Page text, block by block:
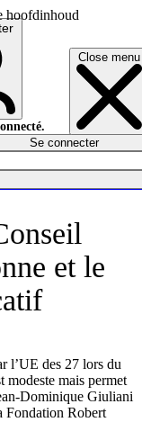
hoofdinhoud
Close menu
Se connecter
et le
l’UE des 27 lors du
modeste mais permet
Dominique Giuliani
Fondation Robert